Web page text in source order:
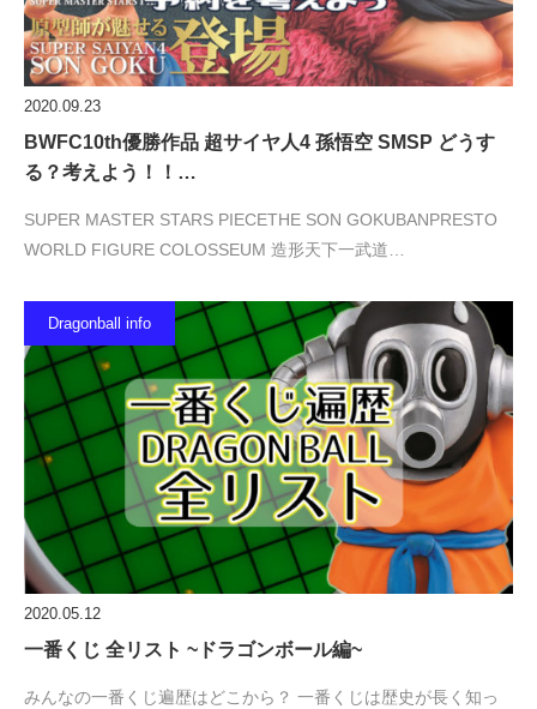
2020.09.23
BWFC10th優勝作品 超サイヤ人4 孫悟空 SMSP どうす
る？考えよう！！…
SUPER MASTER STARS PIECETHE SON GOKUBANPRESTO
WORLD FIGURE COLOSSEUM 造形天下一武道…
Dragonball info
2020.05.12
一番くじ 全リスト ~ドラゴンボール編~
みんなの一番くじ遍歴はどこから？ 一番くじは歴史が長く知っ